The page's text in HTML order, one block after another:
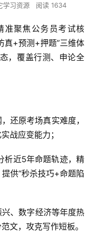
学习资源 阅读 1634
准聚焦公务员考试核
真+预测+押题”三维体
，覆盖行测、申论全
还原考场真实难度，
战应变能力；
析近5年命题轨迹，精
供“秒杀技巧+命题陷
、数字经济等年度热
文，攻克写作短板。